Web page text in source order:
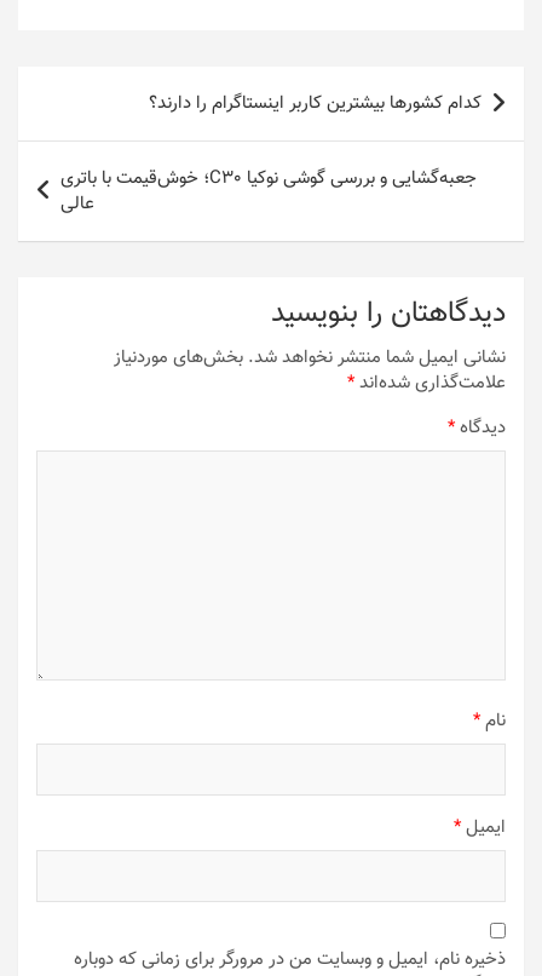
راهبری
نوشته
کدام کشورها بیشترین کاربر اینستاگرام را دارند؟
جعبه‌گشایی و بررسی گوشی نوکیا C30؛ خوش‌قیمت با باتری
عالی
دیدگاهتان را بنویسید
نشانی ایمیل شما منتشر نخواهد شد. بخش‌های موردنیاز
علامت‌گذاری شده‌اند*
دیدگاه*
نام*
ایمیل*
ذخیره نام، ایمیل و وبسایت من در مرورگر برای زمانی که دوباره